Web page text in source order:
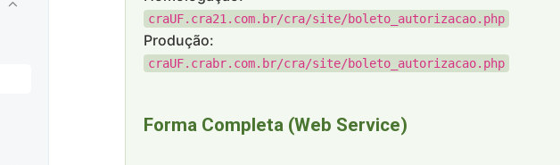
craUF.cra21.com.br/cra/site/boleto_autorizacao.php
Produção:
craUF.crabr.com.br/cra/site/boleto_autorizacao.php
Forma Completa (Web Service)